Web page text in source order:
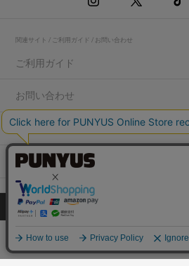
関連サイト / ご利用ガイド / お問い合わせ
ご利用ガイド
お問い合わせ
求人情報
店舗一覧
プライバシーポリシー